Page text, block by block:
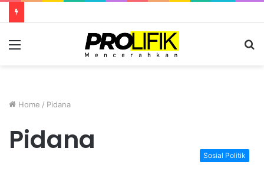
Home / Pidana
Pidana Sosial Politik